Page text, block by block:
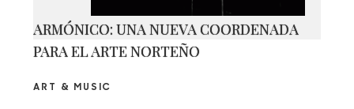
ARMÓNICO: UNA NUEVA COORDENADA
PARA EL ARTE NORTEÑO
ART & MUSIC